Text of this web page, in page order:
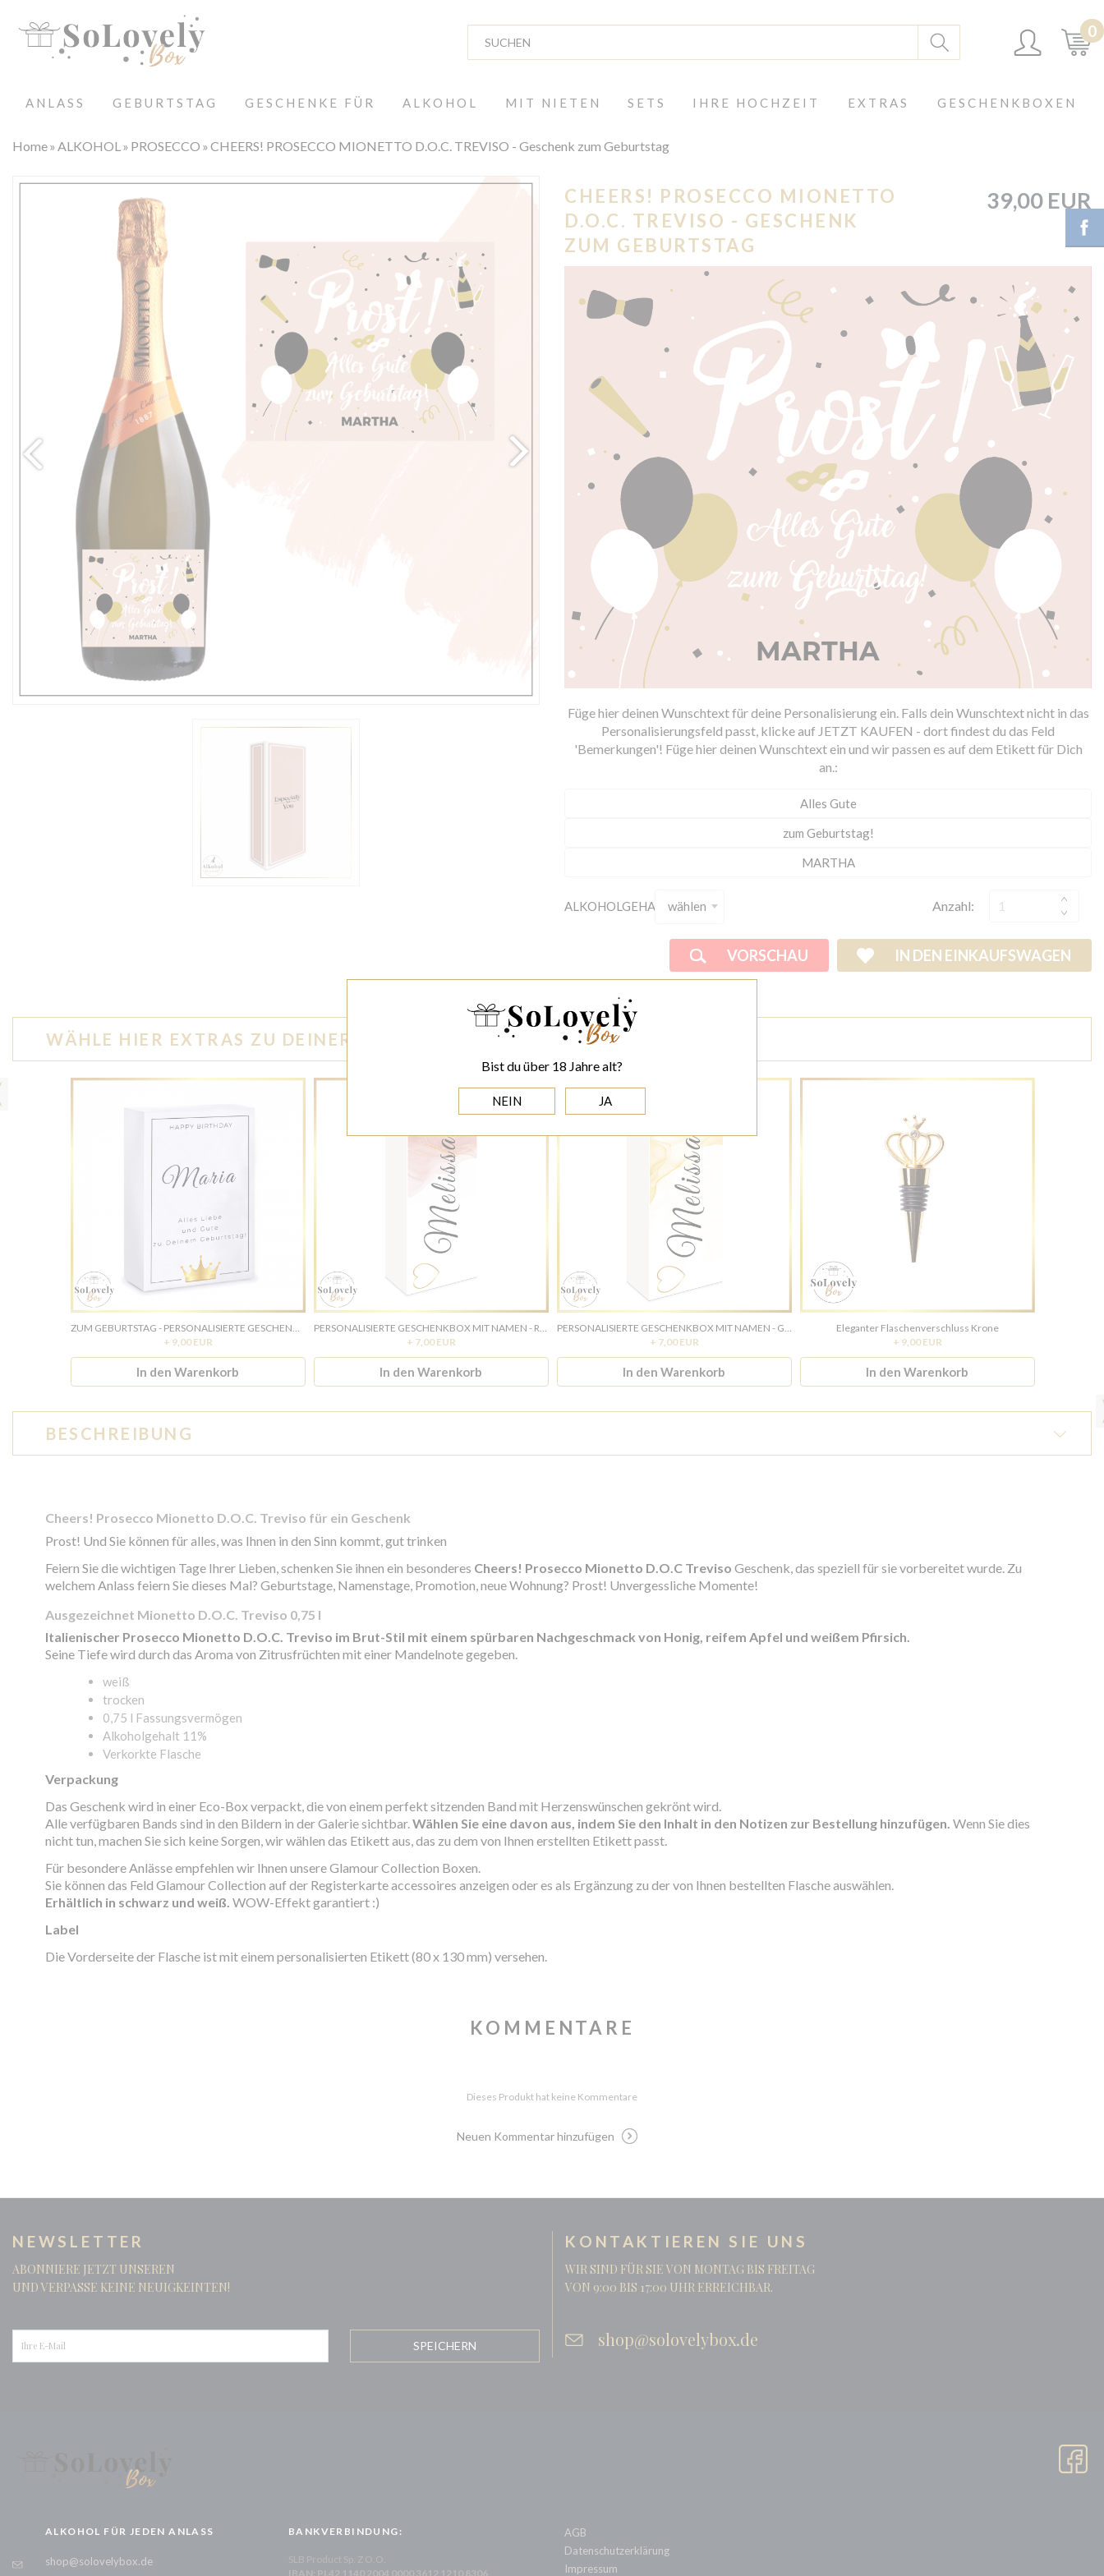
Bist du über 18 Jahre alt?
NEIN JA
0
ANLASS GEBURTSTAG GESCHENKE FÜR ALKOHOL MIT NIETEN SETS IHRE HOCHZEIT EXTRAS GESCHENKBOXEN
Home ALKOHOL PROSECCO CHEERS! PROSECCO MIONETTO D.O.C. TREVISO - Geschenk zum Geburtstag
CHEERS! PROSECCO MIONETTO
D.O.C. TREVISO - GESCHENK
ZUM GEBURTSTAG
39,00 EUR
Füge hier deinen Wunschtext für deine Personalisierung ein. Falls dein Wunschtext nicht in das
Personalisierungsfeld passt, klicke auf JETZT KAUFEN - dort findest du das Feld
'Bemerkungen'! Füge hier deinen Wunschtext ein und wir passen es auf dem Etikett für Dich
an.:
ALKOHOLGEHALT:wählen Anzahl:
IN DEN EINKAUFSWAGEN
VORSCHAU
WÄHLE HIER EXTRAS ZU DEINER BESTELLUNG AUS:
ZUM GEBURTSTAG - PERSONALISIERTE GESCHENKBOX ZUM GEBURTSTAG
+ 9,00 EUR
In den Warenkorb
PERSONALISIERTE GESCHENKBOX MIT NAMEN - ROSA
+ 7,00 EUR
In den Warenkorb
PERSONALISIERTE GESCHENKBOX MIT NAMEN - GOLD
+ 7,00 EUR
In den Warenkorb
Eleganter Flaschenverschluss Krone
+ 9,00 EUR
In den Warenkorb
BESCHREIBUNG
Cheers! Prosecco Mionetto D.O.C. Treviso für ein Geschenk
Prost! Und Sie können für alles, was Ihnen in den Sinn kommt, gut trinken
Feiern Sie die wichtigen Tage Ihrer Lieben, schenken Sie ihnen ein besonderes Cheers! Prosecco Mionetto D.O.C Treviso Geschenk, das speziell für sie vorbereitet wurde. Zu
welchem ​​Anlass feiern Sie dieses Mal? Geburtstage, Namenstage, Promotion, neue Wohnung? Prost! Unvergessliche Momente!
Ausgezeichnet Mionetto D.O.C. Treviso 0,75 l
Italienischer Prosecco Mionetto D.O.C. Treviso im Brut-Stil mit einem spürbaren Nachgeschmack von Honig, reifem Apfel und weißem Pfirsich.
Seine Tiefe wird durch das Aroma von Zitrusfrüchten mit einer Mandelnote gegeben.
weiß
trocken
0,75 l Fassungsvermögen
Alkoholgehalt 11%
Verkorkte Flasche
Verpackung
Das Geschenk wird in einer Eco-Box verpackt, die von einem perfekt sitzenden Band mit Herzenswünschen gekrönt wird.
Alle verfügbaren Bands sind in den Bildern in der Galerie sichtbar. Wählen Sie eine davon aus, indem Sie den Inhalt in den Notizen zur Bestellung hinzufügen. Wenn Sie dies
nicht tun, machen Sie sich keine Sorgen, wir wählen das Etikett aus, das zu dem von Ihnen erstellten Etikett passt.
Für besondere Anlässe empfehlen wir Ihnen unsere Glamour Collection Boxen.
Sie können das Feld Glamour Collection auf der Registerkarteaccessoires anzeigen oder es als Ergänzung zu der von Ihnen bestellten Flasche auswählen.
Erhältlich in schwarz und weiß. WOW-Effekt garantiert :)
Label
Die Vorderseite der Flasche ist mit einem personalisierten Etikett (80 x 130 mm) versehen.
KOMMENTARE
Dieses Produkt hat keine Kommentare
Neuen Kommentar hinzufügen
NEWSLETTER
ABONNIERE JETZT UNSEREN
UND VERPASSE KEINE NEUIGKEINTEN!
KONTAKTIEREN SIE UNS
WIR SIND FÜR SIE VON MONTAG BIS FREITAG
VON 9:00 BIS 17:00 UHR ERREICHBAR.
shop@solovelybox.de
ALKOHOL FÜR JEDEN ANLASS
shop@solovelybox.de
BANKVERBINDUNG:
SLB Product Sp. Z O.O.
IBAN: PL42 1140 2004 0000 3612 1210 8306
AGB
Datenschutzerklärung
Impressum